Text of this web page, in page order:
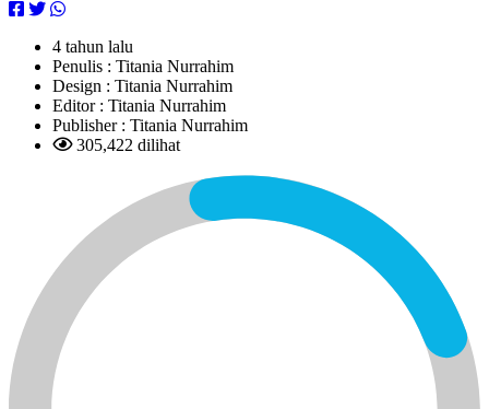
4 tahun lalu
Penulis : Titania Nurrahim
Design : Titania Nurrahim
Editor : Titania Nurrahim
Publisher : Titania Nurrahim
305,422 dilihat